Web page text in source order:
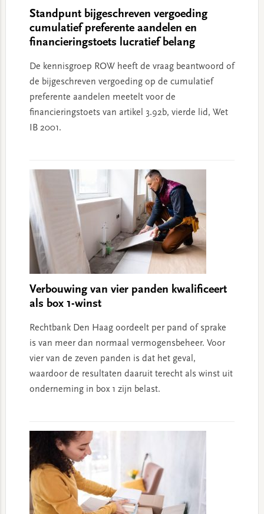
Standpunt bijgeschreven vergoeding
cumulatief preferente aandelen en
financieringstoets lucratief belang
De kennisgroep ROW heeft de vraag beantwoord of
de bijgeschreven vergoeding op de cumulatief
preferente aandelen meetelt voor de
financieringstoets van artikel 3.92b, vierde lid, Wet
IB 2001.
Verbouwing van vier panden kwalificeert
als box 1-winst
Rechtbank Den Haag oordeelt per pand of sprake
is van meer dan normaal vermogensbeheer. Voor
vier van de zeven panden is dat het geval,
waardoor de resultaten daaruit terecht als winst uit
onderneming in box 1 zijn belast.